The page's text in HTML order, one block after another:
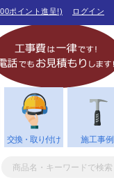
ポイント進呈!) ログイン
交換・取り付け 施工事例